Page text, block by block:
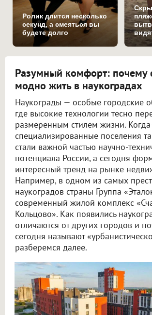
Ролик длится несколько
секунд, а смеяться вы
будете долго
Разумный комфорт: почему
модно жить в наукоградах
Наукограды — особые городские
где высокие технологии тесно
размеренным стилем жизни.
специализированные поселения
стали важной частью научно-
потенциала России, а сегодня
интересный тренд на рынке
Например, в одном из самых
наукоградов страны Группа
современный жилой комплекс
Кольцово». Как появились
отличаются от других городов и
сегодня называют
разберемся далее.